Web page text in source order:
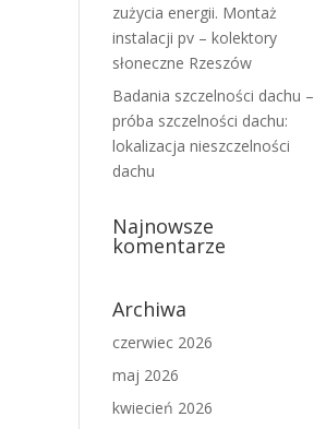
zużycia energii. Montaż
instalacji pv – kolektory
słoneczne Rzeszów
Badania szczelności dachu –
próba szczelności dachu:
lokalizacja nieszczelności
dachu
Najnowsze
komentarze
Archiwa
czerwiec 2026
maj 2026
kwiecień 2026